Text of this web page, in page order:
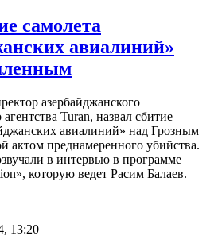
самолета
авиалиний»
азербайджанского
Turan, назвал сбитие
авиалиний» над Грозным
актом преднамеренного убийства.
в интервью в программе
которую ведет Расим Балаев.
13:20